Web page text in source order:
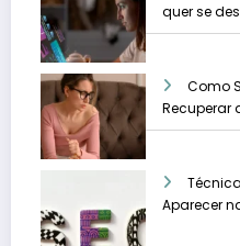
quer se
Como
Recuperar
Aparecer